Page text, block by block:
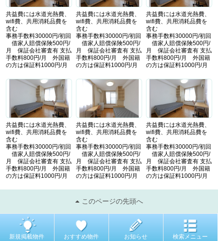
共益費には水道光熱費、
wifi費、共用消耗品費を
含む
事務手数料30000円/初回
借家人賠償保険500円/
月 保証会社審査有 支払
手数料800円/月 外国籍
の方は保証料1000円/月
共益費には水道光熱費、
wifi費、共用消耗品費を
含む
事務手数料30000円/初回
借家人賠償保険500円/
月 保証会社審査有 支払
手数料800円/月 外国籍
の方は保証料1000円/月
共益費には水道光熱費、
wifi費、共用消耗品費を
含む
事務手数料30000円/初回
借家人賠償保険500円/
月 保証会社審査有 支払
手数料800円/月 外国籍
の方は保証料1000円/月
共益費には水道光熱費、
wifi費、共用消耗品費を
含む
事務手数料30000円/初回
借家人賠償保険500円/
月 保証会社審査有 支払
手数料800円/月 外国籍
の方は保証料1000円/月
共益費には水道光熱費、
wifi費、共用消耗品費を
含む
事務手数料30000円/初回
借家人賠償保険500円/
月 保証会社審査有 支払
手数料800円/月 外国籍
の方は保証料1000円/月
共益費には水道光熱費、
wifi費、共用消耗品費を
含む
事務手数料30000円/初回
借家人賠償保険500円/
月 保証会社審査有 支払
手数料800円/月 外国籍
の方は保証料1000円/月
このページの先頭へ
新規掲載物件 おすすめ物件 お知らせ 検索メニュー